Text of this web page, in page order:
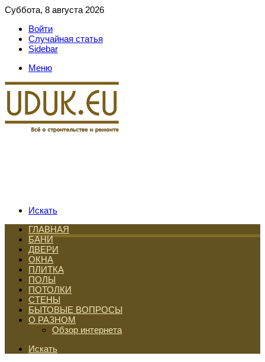
Суббота, 8 августа 2026
Войти
Случайная статья
Sidebar
Меню
Искать
ГЛАВНАЯ
БАНИ
ДВЕРИ
ОКНА
ПЛИТКА
ПОЛЫ
ПОТОЛКИ
СТЕНЫ
БЫТОВЫЕ ВОПРОСЫ
О РАЗНОМ
Обзор интернета
Искать